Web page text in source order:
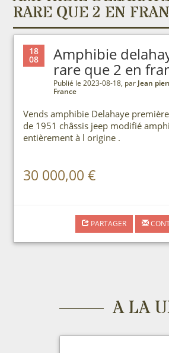
RARE QUE 2 EN
18
08 Amphibie
rare que 2 en
Publié le 2023-08-18, par Jean
France
Vends amphibie Delahaye
de 1951 châssis jeep modifié
entièrement à l origine .
30 000,00 €
PARTAGER
A LA